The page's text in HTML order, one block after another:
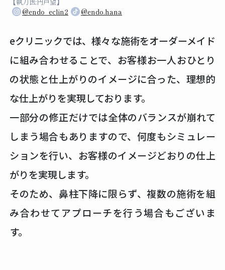
@endo_eclin2
@endo.hana
eクリニックでは、様々な施術をオーダーメイド
に組み合わせることで、お客様お一人おひとり
の状態と仕上がりのイメージに合った、理想的
な仕上がりを実現しております。
一部分の修正だけでは全体のバランスが崩れて
しまう場合もありますので、何度もシミュレー
ションを行い、お客様のイメージどおりの仕上
がりを実現します。
そのため、鼻柱下降に限らず、複数の施術を組
み合わせてアプローチを行う場合もございま
す。